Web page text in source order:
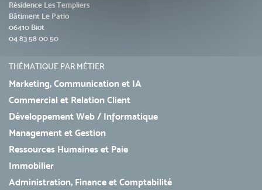
Résidence Les Templiers
Bâtiment Le Patio
06410 Biot
04 83 58 00 50
THÉMATIQUE PAR MÉTIER
Marketing, Communication et IA
Commercial et Relation Client
Développement Web / Informatique
Management et Gestion
Ressources Humaines et Paie
Immobilier
Administration, Finance et Comptabilité